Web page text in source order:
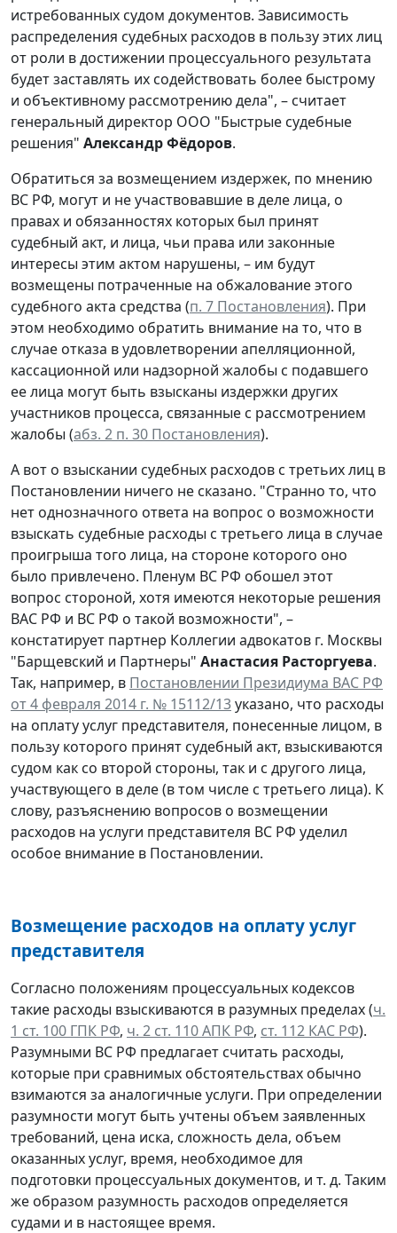
истребованных судом документов. Зависимость
распределения судебных расходов в пользу этих лиц
от роли в достижении процессуального результата
будет заставлять их содействовать более быстрому
и объективному рассмотрению дела", – считает
генеральный директор ООО "Быстрые судебные
решения" Александр Фёдоров.
Обратиться за возмещением издержек, по мнению
ВС РФ, могут и не участвовавшие в деле лица, о
правах и обязанностях которых был принят
судебный акт, и лица, чьи права или законные
интересы этим актом нарушены, – им будут
возмещены потраченные на обжалование этого
судебного акта средства (п. 7 Постановления). При
этом необходимо обратить внимание на то, что в
случае отказа в удовлетворении апелляционной,
кассационной или надзорной жалобы с подавшего
ее лица могут быть взысканы издержки других
участников процесса, связанные с рассмотрением
жалобы (абз. 2 п. 30 Постановления).
А вот о взыскании судебных расходов с третьих лиц в
Постановлении ничего не сказано. "Странно то, что
нет однозначного ответа на вопрос о возможности
взыскать судебные расходы с третьего лица в случае
проигрыша того лица, на стороне которого оно
было привлечено. Пленум ВС РФ обошел этот
вопрос стороной, хотя имеются некоторые решения
ВАС РФ и ВС РФ о такой возможности", –
констатирует партнер Коллегии адвокатов г. Москвы
"Барщевский и Партнеры" Анастасия Расторгуева.
Так, например, в Постановлении Президиума ВАС РФ
от 4 февраля 2014 г. № 15112/13указано, что расходы
на оплату услуг представителя, понесенные лицом, в
пользу которого принят судебный акт, взыскиваются
судом как со второй стороны, так и с другого лица,
участвующего в деле (в том числе с третьего лица). К
слову, разъяснению вопросов о возмещении
расходов на услуги представителя ВС РФ уделил
особое внимание в Постановлении.
Возмещение расходов на оплату услуг
представителя
Согласно положениям процессуальных кодексов
такие расходы взыскиваются в разумных пределах (ч.
1 ст. 100 ГПК РФ, ч. 2 ст. 110 АПК РФ, ст. 112 КАС РФ).
Разумными ВС РФ предлагает считать расходы,
которые при сравнимых обстоятельствах обычно
взимаются за аналогичные услуги. При определении
разумности могут быть учтены объем заявленных
требований, цена иска, сложность дела, объем
оказанных услуг, время, необходимое для
подготовки процессуальных документов, и т. д. Таким
же образом разумность расходов определяется
судами и в настоящее время.